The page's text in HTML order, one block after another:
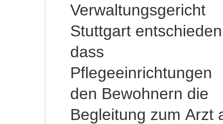
Verwaltungsgericht
Stuttgart
dass
Pflegeeinrichtungen
den Bewohnern die
Begleitung zum Arzt